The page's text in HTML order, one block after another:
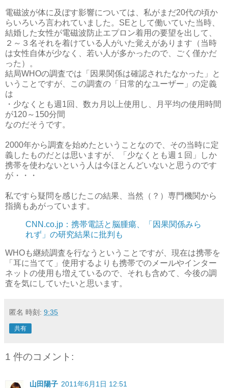
電磁波が体に及ぼす影響については、私がまだ20代の頃か
らいろいろ言われていました。SEとして働いていた当時、
結婚した女性が電磁波防止エプロン着用の要望を出して、
２～３名それを着けている人がいた覚えがあります（当時
は女性自体が少なく、若い人が多かったので、ごく僅かだ
った）。
結局WHOの調査では「因果関係は確認されたなかった」と
いうことですが、この調査の「日常的なユーザー」の定義
は
・少なくとも週1回、数カ月以上使用し、月平均の使用時間
が120～150分間
なのだそうです。
2000年から調査を始めたということなので、その当時に定
義したものだとは思いますが、「少なくとも週１回」しか
携帯を使わないという人は今ほとんどいないと思うのです
が・・・
私ですら疑問を感じたこの結果、当然（？）専門機関から
指摘もあがっています。
CNN.co.jp：携帯電話と脳腫瘍、「因果関係みら
れず」の研究結果に批判も
WHOも継続調査を行なうということですが、現在は携帯を
「耳に当てて」使用するよりも携帯でのメールやインター
ネットの使用も増えているので、それも含めて、今後の調
査を気にしていたいと思います。
匿名 時刻: 9:35
共有
1 件のコメント:
山田陽子 2011年6月1日 12:51